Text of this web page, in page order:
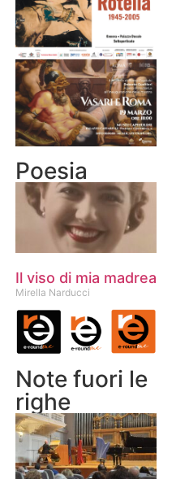
Poesia
Il viso di mia madrea
Mirella Narducci
Note fuori le
righe